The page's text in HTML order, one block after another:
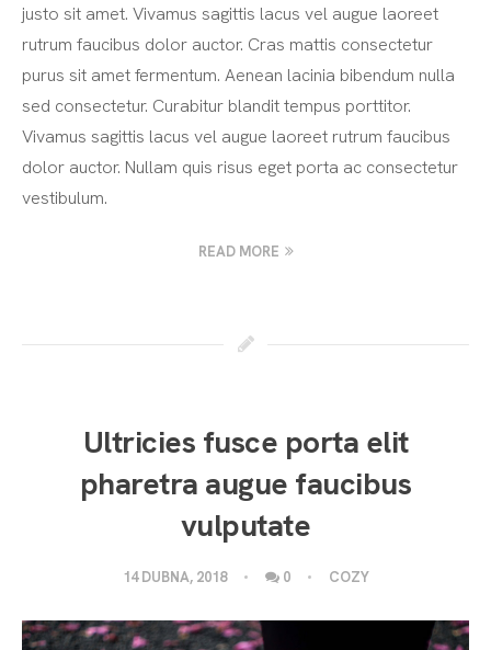
justo sit amet. Vivamus sagittis lacus vel augue laoreet
rutrum faucibus dolor auctor. Cras mattis consectetur
purus sit amet fermentum. Aenean lacinia bibendum nulla
sed consectetur. Curabitur blandit tempus porttitor.
Vivamus sagittis lacus vel augue laoreet rutrum faucibus
dolor auctor. Nullam quis risus eget porta ac consectetur
vestibulum.
READ MORE
Ultricies fusce porta elit
pharetra augue faucibus
vulputate
14 DUBNA, 2018 0 COZY